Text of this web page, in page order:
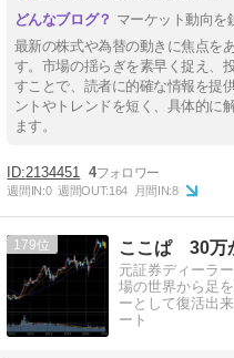
マーケット動向を
最新の株式や為替の動きに焦点を
す。市場の揺らぎを素早く捉え、
すことで、読者に的確な情報を提
ントやトレンドを短く、具体的に
ます。
2134451 4
週間IN:0 週間OUT:164 月間IN:8
179 ここぱ 30万
元証券ディーラ
場の世界から足
ーとして復活出
ート